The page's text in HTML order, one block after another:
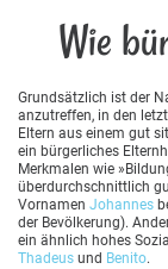
Wie
Grundsätzlich ist der
anzutreffen, in den
Eltern aus einem gut
ein bürgerliches
Merkmalen wie
überdurchschnittlich
Vornamen Johannes
der Bevölkerung).
ein ähnlich hohes
Thadeus und Benito.